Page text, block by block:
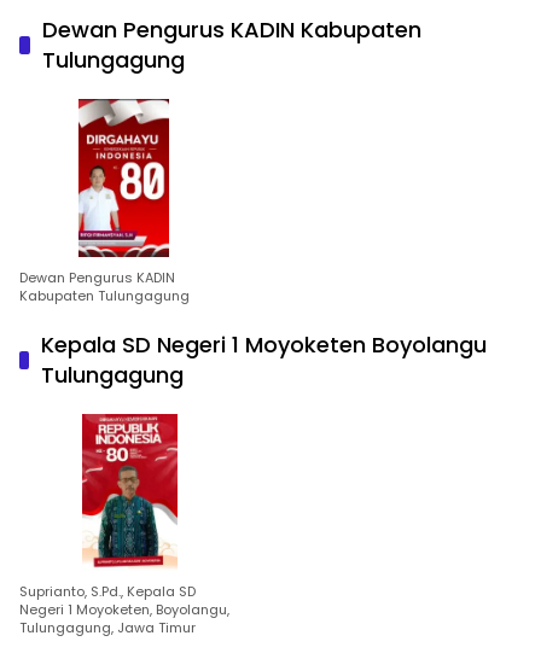
Dewan Pengurus KADIN Kabupaten
Tulungagung
Dewan Pengurus KADIN
Kabupaten Tulungagung
Kepala SD Negeri 1 Moyoketen Boyolangu
Tulungagung
Suprianto, S.Pd., Kepala SD
Negeri 1 Moyoketen, Boyolangu,
Tulungagung, Jawa Timur